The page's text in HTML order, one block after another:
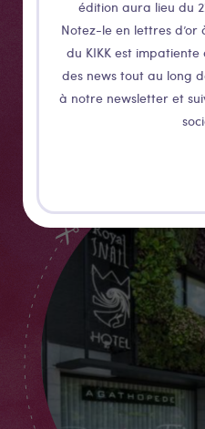
édition aura lieu du
Notez-le en lettres d’or
du KIKK est
des news tout au long
à notre newsletter et
Libia vélo !